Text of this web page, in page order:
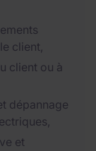
client,
client ou à
dépannage
et